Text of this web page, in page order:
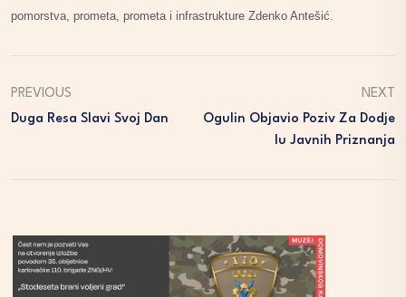
pomorstva, prometa, prometa i infrastrukture Zdenko Antešić.
PREVIOUS
Duga Resa Slavi Svoj Dan
NEXT
Ogulin Objavio Poziv Za Dodje
Lu Javnih Priznanja